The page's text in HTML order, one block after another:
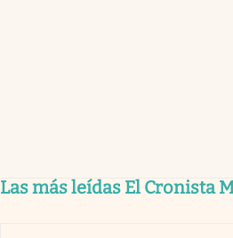
Las más leídas El Cronista